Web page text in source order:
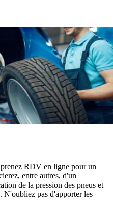
RDV en ligne pour un
entre autres, d'un
de la pression des pneus et
N'oubliez pas d'apporter les